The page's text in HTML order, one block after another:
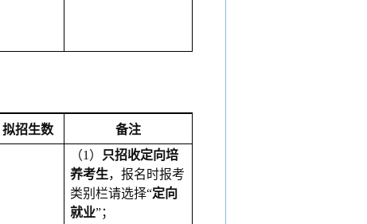
拟招生数 备注
（1）
只招收定向培
养考生，报名时报考
类别栏请选择“定向
就业”；